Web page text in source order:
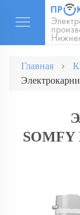
Главная